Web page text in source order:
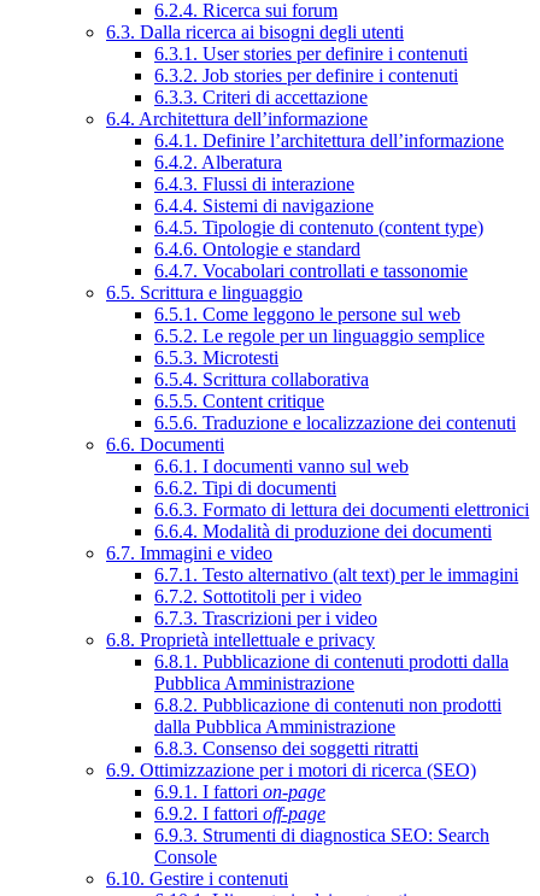
6.2.4. Ricerca sui forum
6.3. Dalla ricerca ai bisogni degli utenti
6.3.1. User stories per definire i contenuti
6.3.2. Job stories per definire i contenuti
6.3.3. Criteri di accettazione
6.4. Architettura dell’informazione
6.4.1. Definire l’architettura dell’informazione
6.4.2. Alberatura
6.4.3. Flussi di interazione
6.4.4. Sistemi di navigazione
6.4.5. Tipologie di contenuto (content type)
6.4.6. Ontologie e standard
6.4.7. Vocabolari controllati e tassonomie
6.5. Scrittura e linguaggio
6.5.1. Come leggono le persone sul web
6.5.2. Le regole per un linguaggio semplice
6.5.3. Microtesti
6.5.4. Scrittura collaborativa
6.5.5. Content critique
6.5.6. Traduzione e localizzazione dei contenuti
6.6. Documenti
6.6.1. I documenti vanno sul web
6.6.2. Tipi di documenti
6.6.3. Formato di lettura dei documenti elettronici
6.6.4. Modalità di produzione dei documenti
6.7. Immagini e video
6.7.1. Testo alternativo (alt text) per le immagini
6.7.2. Sottotitoli per i video
6.7.3. Trascrizioni per i video
6.8. Proprietà intellettuale e privacy
6.8.1. Pubblicazione di contenuti prodotti dalla
Pubblica Amministrazione
6.8.2. Pubblicazione di contenuti non prodotti
dalla Pubblica Amministrazione
6.8.3. Consenso dei soggetti ritratti
6.9. Ottimizzazione per i motori di ricerca (SEO)
6.9.1. I fattori on-page
6.9.2. I fattori off-page
6.9.3. Strumenti di diagnostica SEO: Search
Console
6.10. Gestire i contenuti